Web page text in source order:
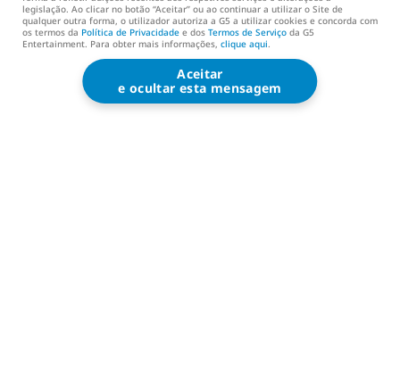
Contacta-nos (EN)
G5 ENTERTAINMENT ®
© 2026 G5 Entertainment AB
legislação. Ao clicar no botão “Aceitar” ou ao continuar a utilizar o Site de
qualquer outra forma, o utilizador autoriza a G5 a utilizar cookies e concorda com
os termos da Política de Privacidade e dos Termos de Serviço da G5
Entertainment. Para obter mais informações, clique aqui.
Aceitar
e ocultar esta mensagem